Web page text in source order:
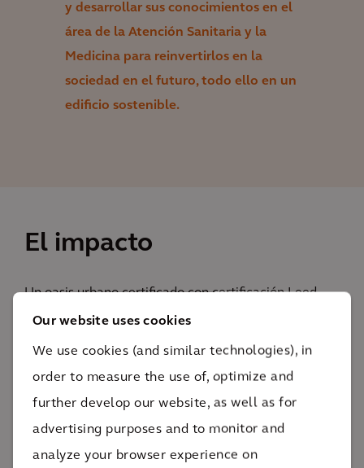
Our website uses cookies
We use cookies (and similar technologies), in
order to measure the use of, optimize and
further develop our website, as well as for
advertising purposes and to monitor and
analyze your browser experience on
y desarrollar sus conocimientos en el
área de la Atención Sanitaria y la
Medicina para reinvertirlos en la
sociedad en el futuro, todo ello en un
edificio sostenible.
El impacto
Un oasis urbano certificado con certificación Leed
donde la gente puede desarrollarse y prosperar
Más de 40 nuevas
aulas
Concebido como un oasis urbano, el Centro de
Educación e Investigación Albert Einstein será una de